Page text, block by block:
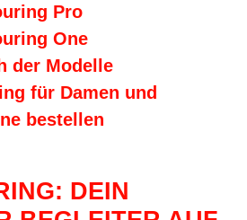
Pro
One
der Modelle
für Damen und
bestellen
DEIN